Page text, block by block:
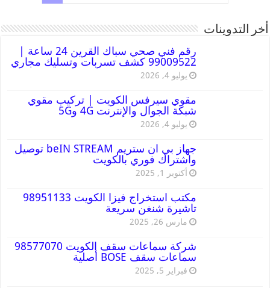
أخر التدوينات
رقم فني صحي سباك القرين 24 ساعة |
99009522 كشف تسربات وتسليك مجاري
يوليو 4, 2026
مقوي سيرفس الكويت | تركيب مقوي
شبكة الجوال والإنترنت 4G و5G
يوليو 4, 2026
جهاز بي ان ستريم beIN STREAM توصيل
واشتراك فوري بالكويت
أكتوبر 1, 2025
مكتب استخراج فيزا الكويت 98951133
تاشيرة شنغن سريعة
مارس 26, 2025
شركة سماعات سقف الكويت 98577070
سماعات سقف BOSE أصلية
فبراير 5, 2025